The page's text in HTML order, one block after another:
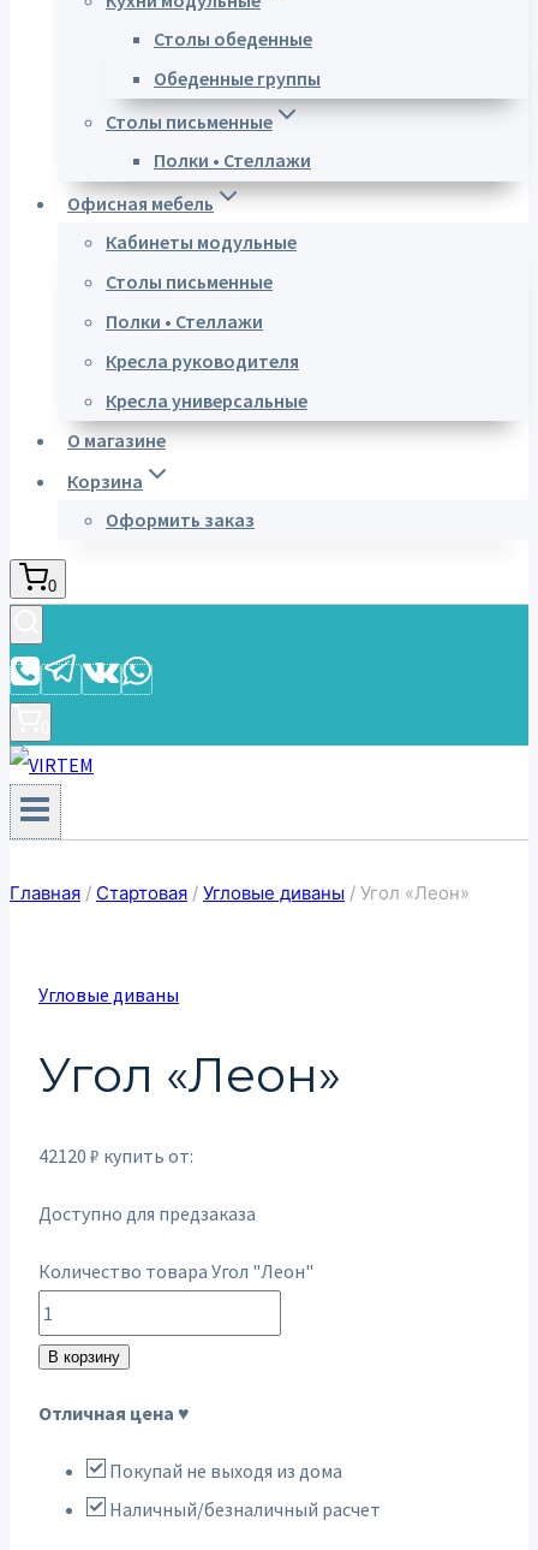
Столы обеденные
Обеденные группы
Столы письменные
Полки • Стеллажи
Офисная мебель
Кабинеты модульные
Столы письменные
Полки • Стеллажи
Кресла руководителя
Кресла универсальные
О магазине
Корзина
Оформить заказ
0
Главная / Стартовая / Угловые диваны / Угол «Леон»
Угловые диваны
Угол «Леон»
42120 ₽ купить от:
Доступно для предзаказа
Количество товара Угол "Леон"
В корзину
Отличная цена ♥
Покупай не выходя из дома
Наличный/безналичный расчет